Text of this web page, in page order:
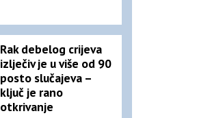
Rak debelog crijeva
izlječiv je u više od 90
posto slučajeva –
ključ je rano
otkrivanje